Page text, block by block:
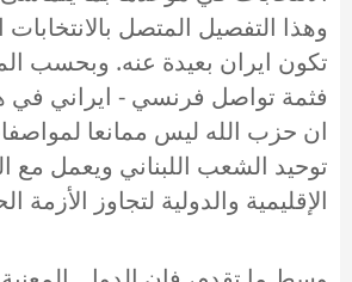
وهذا التفصيل المتصل بالانتخابات
تكون ايران بعيدة عنه. وبحسب
فثمة تواصل فرنسي - ايراني في
ان حزب الله ليس ممانعا
توحيد الشعب اللبناني ويعمل مع
الإقليمية والدولية لتجاوز الأزمة